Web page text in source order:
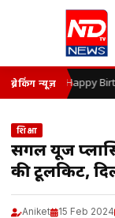
ब्रेकिंग न्यूज़ Happy
शिक्षा
सिंगल यूज
की टूलकिट,
Aniket 15 Feb 2024